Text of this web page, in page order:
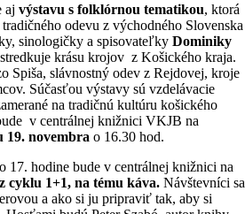
ajvýstavu s folklórnou tematikou, ktorá
odevu z východného Slovenska
sinologičky a spisovateľkyDominiky
krásu krojov z Košického kraja.
Spiša, slávnostný odev z Rejdovej, kroje
Súčasťou výstavy sú vzdelávacie
na tradičnú kultúru košického
v centrálnej knižnici VKJB na
19. novembra o 16.30 hod.
o 17. hodine bude v centrálnej knižnici na
cyklu 1+1, na tému káva.Návštevníci sa
a ako si ju pripraviť tak, aby si